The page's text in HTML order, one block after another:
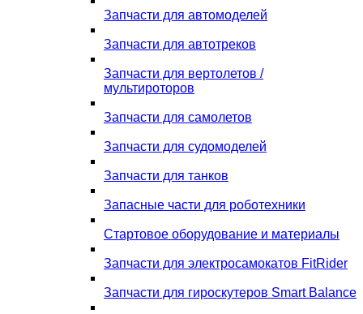
Запчасти для автомоделей
Запчасти для автотреков
Запчасти для вертолетов /
мультироторов
Запчасти для самолетов
Запчасти для судомоделей
Запчасти для танков
Запасные части для роботехники
Стартовое оборудование и материалы
Запчасти для электросамокатов FitRider
Запчасти для гироскутеров Smart Balance